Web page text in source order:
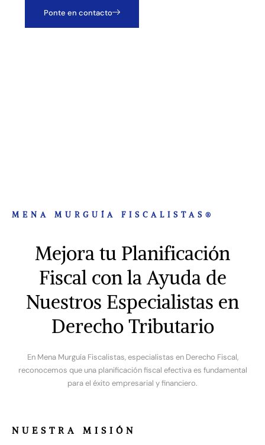
Ponte en contacto
MENA MURGUÍA FISCALISTAS®
Mejora tu Planificación
Fiscal con la Ayuda de
Nuestros Especialistas en
Derecho Tributario
En Mena Murguía Fiscalistas, especialistas en Derecho Fiscal,
reconocemos que una planificación fiscal efectiva es fundamental
para el éxito empresarial y financiero.
NUESTRA MISIÓN